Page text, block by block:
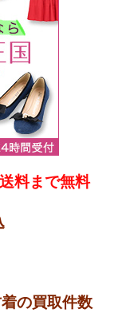
料まで無料
の買取件数